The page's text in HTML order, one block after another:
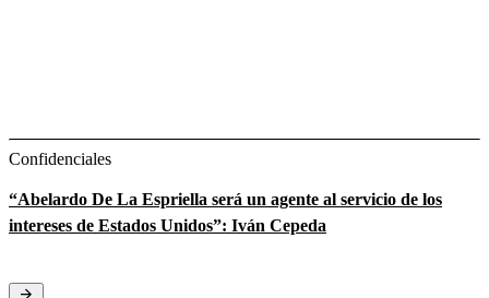
Confidenciales
“Abelardo De La Espriella será un agente al servicio de los
intereses de Estados Unidos”: Iván Cepeda